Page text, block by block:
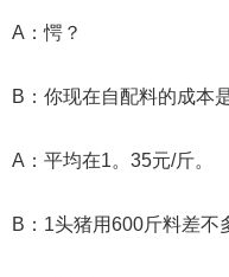
A：愕？
B：你现在自配料的成本
A：平均在1。35元/斤。
B：1头猪用600斤料差不